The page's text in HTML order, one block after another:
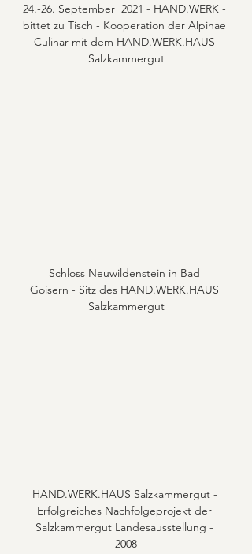
24.-26. September  2021 - HAND.WERK -
bittet zu Tisch - Kooperation der Alpinae
Culinar mit dem HAND.WERK.HAUS
Salzkammergut
Schloss Neuwildenstein in Bad
Goisern - Sitz des HAND.WERK.HAUS
Salzkammergut
HAND.WERK.HAUS Salzkammergut -
Erfolgreiches Nachfolgeprojekt der
Salzkammergut Landesausstellung -
2008